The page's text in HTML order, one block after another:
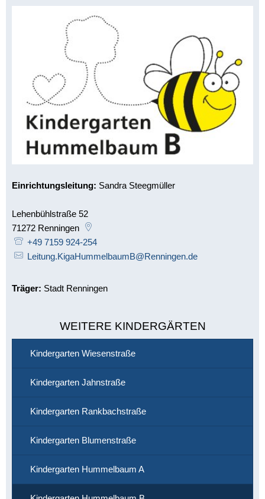
Einrichtungsleitung: Sandra Steegmüller
Lehenbühlstraße 52
71272 Renningen
+49 7159 924-254
Leitung.KigaHummelbaumB@Renningen.de
Träger: Stadt Renningen
WEITERE KINDERGÄRTEN
Kindergarten Wiesenstraße
Kindergarten Jahnstraße
Kindergarten Rankbachstraße
Kindergarten Blumenstraße
Kindergarten Hummelbaum A